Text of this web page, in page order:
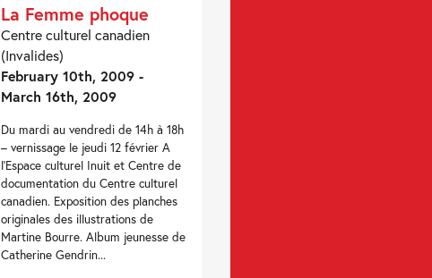
La Femme phoque
Centre culturel canadien
(Invalides)
February 10th, 2009 -
March 16th, 2009
Du mardi au vendredi de 14h à 18h
– vernissage le jeudi 12 février A
l’Espace culturel Inuit et Centre de
documentation du Centre culturel
canadien. Exposition des planches
originales des illustrations de
Martine Bourre. Album jeunesse de
Catherine Gendrin...